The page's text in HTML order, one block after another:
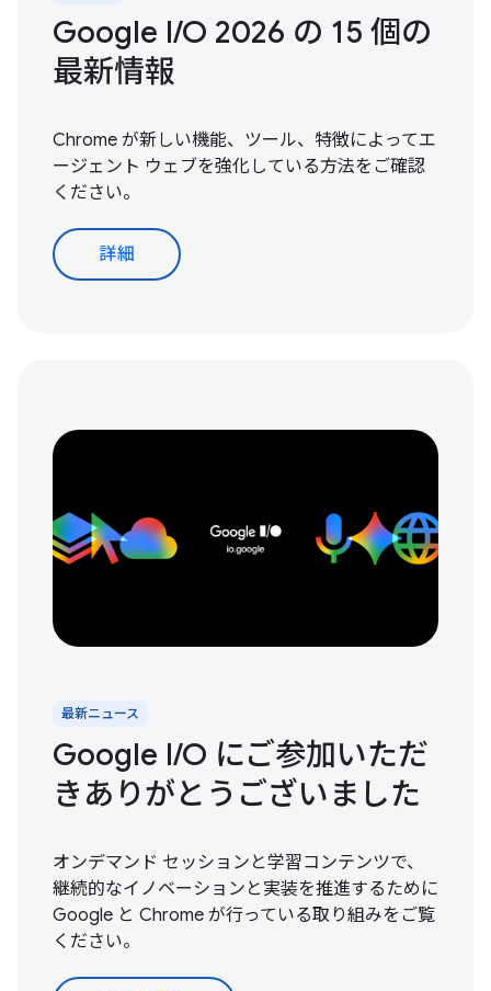
Google I/O 2026 の 15 個の
最新情報
Chrome が新しい機能、ツール、特徴によってエ
ージェント ウェブを強化している方法をご確認
ください。
詳細
最新ニュース
Google I / O にご参加いただ
きありがとうございました
オンデマンド セッションと学習コンテンツで、
継続的なイノベーションと実装を推進するために
Google と Chrome が行っている取り組みをご覧
ください。